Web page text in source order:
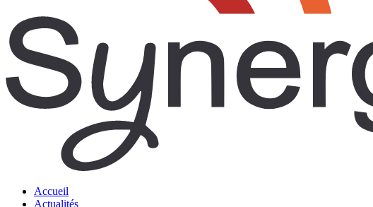
search
Menu
Accueil
Actualités